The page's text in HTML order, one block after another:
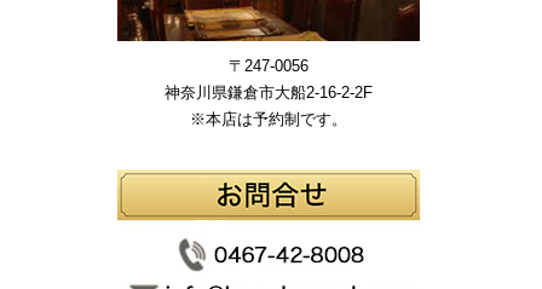
〒247-0056
神奈川県鎌倉市大船2-16-2-2F
※本店は予約制です。